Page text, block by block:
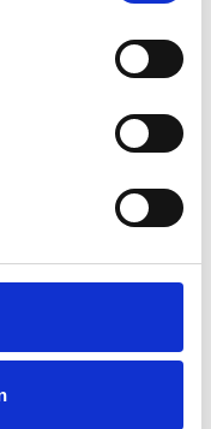
conocimientos